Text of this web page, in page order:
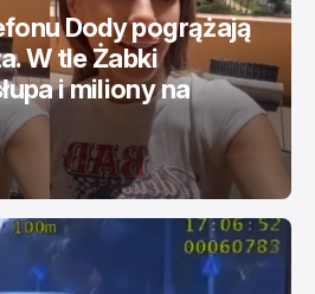
Dody pogrążają
W tle Żabki
i miliony na